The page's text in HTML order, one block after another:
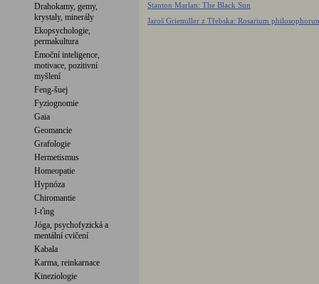
Drahokamy, gemy,
krystaly, minerály
Ekopsychologie,
permakultura
Emoční inteligence,
motivace, pozitivní
myšlení
Feng-šuej
Fyziognomie
Gaia
Geomancie
Grafologie
Hermetismus
Homeopatie
Hypnóza
Chiromantie
I-ťing
Jóga, psychofyzická a
mentální cvičení
Kabala
Karma, reinkarnace
Kineziologie
Stanton Marlan: The Black Sun
Jaroš Griemiller z Třebska: Rosarium